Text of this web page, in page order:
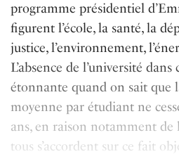
programme présidentiel
figurent l’école, la santé, la
justice, l’environnement,
L’absence de l’université
étonnante quand on sait que
moyenne par étudiant ne
ans, en raison notamment de
tous s’accordent sur ce fait